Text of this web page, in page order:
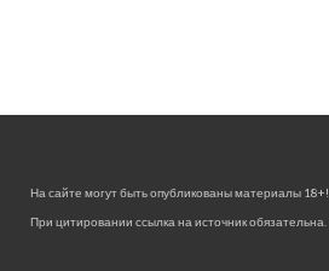
На сайте могут быть опубликованы материалы 18+!
При цитировании ссылка на источник обязательна.